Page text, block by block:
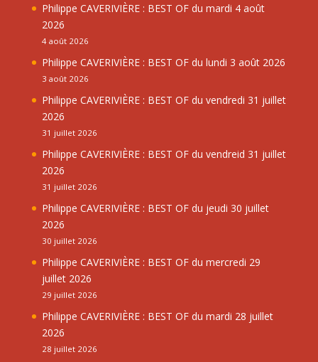
Philippe CAVERIVIÈRE : BEST OF du mardi 4 août
2026
4 août 2026
Philippe CAVERIVIÈRE : BEST OF du lundi 3 août 2026
3 août 2026
Philippe CAVERIVIÈRE : BEST OF du vendredi 31 juillet
2026
31 juillet 2026
Philippe CAVERIVIÈRE : BEST OF du vendreid 31 juillet
2026
31 juillet 2026
Philippe CAVERIVIÈRE : BEST OF du jeudi 30 juillet
2026
30 juillet 2026
Philippe CAVERIVIÈRE : BEST OF du mercredi 29
juillet 2026
29 juillet 2026
Philippe CAVERIVIÈRE : BEST OF du mardi 28 juillet
2026
28 juillet 2026